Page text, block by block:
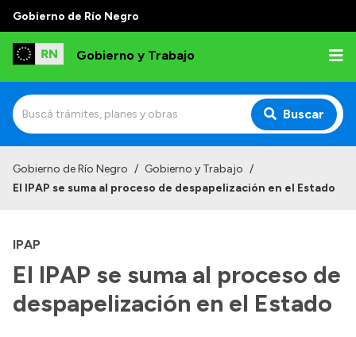
Gobierno de Río Negro
Gobierno y Trabajo
Buscar
Delegaciones
Normativa
Gobierno de Río Negro / Gobierno y Trabajo /
El IPAP se suma al proceso de despapelización en el Estado
IPAP
El IPAP se suma al proceso de
despapelización en el Estado